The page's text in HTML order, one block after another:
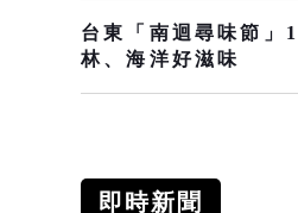
台東「南迴尋味節」
林、海洋好滋味
即時新聞